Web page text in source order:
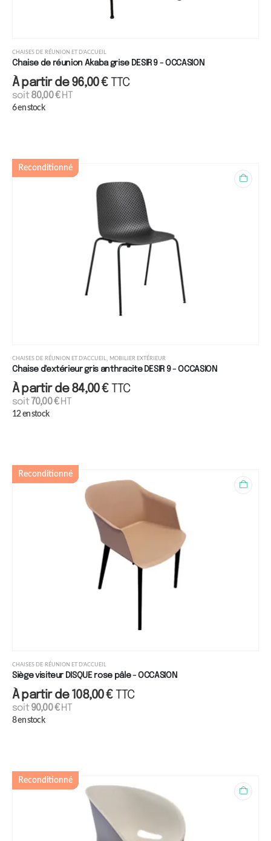
CHAISES DE RÉUNION ET D'ACCUEIL
Chaise de réunion Akaba grise DESIR 9 - OCCASION
À partir de96,00€ TTC
soit80,00€HT
6 en stock
Reconditionné
CHAISES DE RÉUNION ET D'ACCUEIL, MOBILIER EXTÉRIEUR
Chaise d'extérieur gris anthracite DESIR 9 - OCCASION
À partir de84,00€ TTC
soit70,00€HT
12 en stock
Reconditionné
CHAISES DE RÉUNION ET D'ACCUEIL
Siège visiteur DISQUE rose pâle - OCCASION
À partir de108,00€ TTC
soit90,00€HT
8 en stock
Reconditionné